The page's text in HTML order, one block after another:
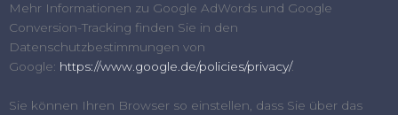
Mehr Informationen zu Google AdWords und Google
Conversion-Tracking finden Sie in den
Datenschutzbestimmungen von
Google: https://www.google.de/policies/privacy/.
Sie können Ihren Browser so einstellen, dass Sie über das